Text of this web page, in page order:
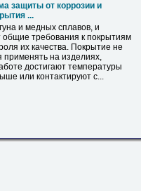
защиты от коррозии и
...
и медных сплавов, и
общие требования к покрытиям
их качества. Покрытие не
применять на изделиях,
достигают температуры
или контактируют с...